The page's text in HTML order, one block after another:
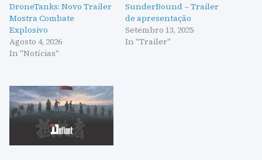
DroneTanks: Novo Trailer
Mostra Combate
Explosivo
Agosto 4, 2026
In "Notícias"
SunderBound – Trailer
de apresentação
Setembro 13, 2025
In "Trailer"